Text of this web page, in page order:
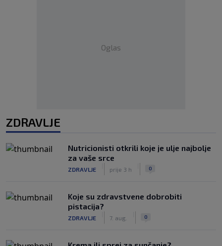
Oglas
ZDRAVLJE
Nutricionisti otkrili koje je ulje najbolje
za vaše srce
ZDRAVLJE prije 3 h 0
Koje su zdravstvene dobrobiti
pistacija?
ZDRAVLJE 7. aug. 0